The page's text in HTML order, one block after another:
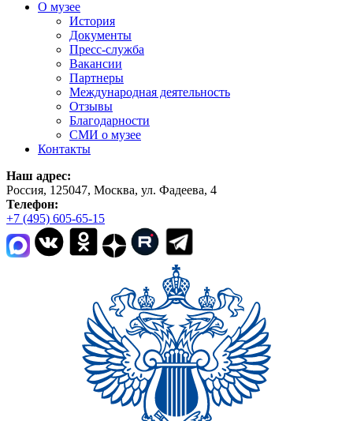
О музее
История
Документы
Пресс-служба
Вакансии
Партнеры
Международная деятельность
Отзывы
Благодарности
СМИ о музее
Контакты
Наш адрес:
Россия, 125047, Москва, ул. Фадеева, 4
Телефон:
+7 (495) 605-65-15